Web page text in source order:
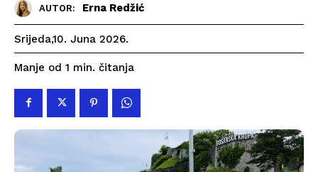
AUTOR: Erna Redžić
Srijeda,10. Juna 2026.
Manje od 1 min. čitanja